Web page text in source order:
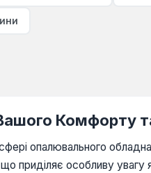
Комфорту
опалювального
особливу увагу